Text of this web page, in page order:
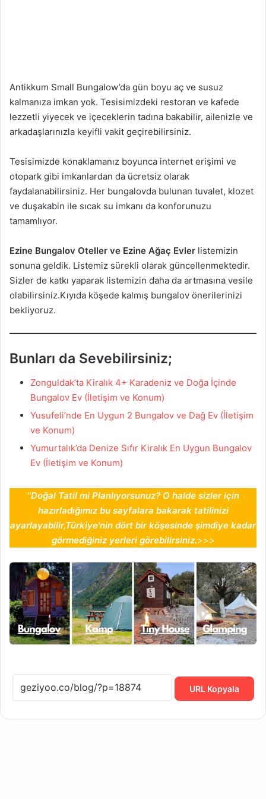
Antikkum Small Bungalow’da gün boyu aç ve susuz
kalmanıza imkan yok. Tesisimizdeki restoran ve kafede
lezzetli yiyecek ve içeceklerin tadına bakabilir, ailenizle ve
arkadaşlarınızla keyifli vakit geçirebilirsiniz.
Tesisimizde konaklamanız boyunca internet erişimi ve
otopark gibi imkanlardan da ücretsiz olarak
faydalanabilirsiniz. Her bungalovda bulunan tuvalet, klozet
ve duşakabin ile sıcak su imkanı da konforunuzu
tamamlıyor.
Ezine Bungalov Oteller ve Ezine Ağaç Evler listemizin
sonuna geldik. Listemiz sürekli olarak güncellenmektedir.
Sizler de katkı yaparak listemizin daha da artmasına vesile
olabilirsiniz.Kıyıda köşede kalmış bungalov önerilerinizi
bekliyoruz.
Bunları da Sevebilirsiniz;
Zonguldak’ta Kiralık 4+ Karadeniz ve Doğa İçinde
Bungalov Ev (İletişim ve Konum)
Yusufeli’nde En Uygun 2 Bungalov ve Dağ Ev (İletişim
ve Konum)
Yumurtalık’da Denize Sıfır Kiralık En Uygun Bungalov
Ev (İletişim ve Konum)
''Doğal Tatil mi Planlıyorsunuz? O halde sizler için
hazırladığımız bu sayfalara bakarak tatilinizi
ayarlayabilir,Türkiye'nin dört bir köşesinde şimdiye kadar
görmediğiniz yerleri görebilirsiniz.>>>
URL Kopyala